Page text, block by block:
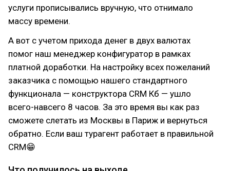
услуги прописывались вручную, что отнимало
массу времени.
А вот с учетом прихода денег в двух валютах
помог наш менеджер конфигуратор в рамках
платной доработки. На настройку всех пожеланий
заказчика с помощью нашего стандартного
функционала — конструктора CRM Кб — ушло
всего-навсего 8 часов. За это время вы как раз
сможете слетать из Москвы в Париж и вернуться
обратно. Если ваш турагент работает в правильной
CRM😁